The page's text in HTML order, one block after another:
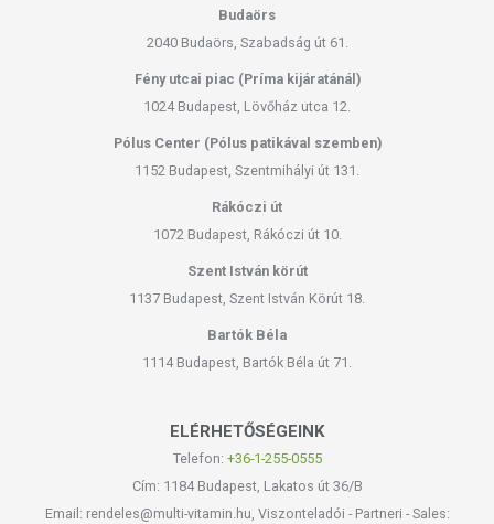
Budaörs
2040 Budaörs, Szabadság út 61.
Fény utcai piac (Príma kijáratánál)
1024 Budapest, Lövőház utca 12.
Pólus Center (Pólus patikával szemben)
1152 Budapest, Szentmihályi út 131.
Rákóczi út
1072 Budapest, Rákóczi út 10.
Szent István körút
1137 Budapest, Szent István Körút 18.
Bartók Béla
1114 Budapest, Bartók Béla út 71.
ELÉRHETŐSÉGEINK
Telefon: +36-1-255-0555
Cím: 1184 Budapest, Lakatos út 36/B
Email: rendeles@multi-vitamin.hu, Viszonteladói - Partneri - Sales: